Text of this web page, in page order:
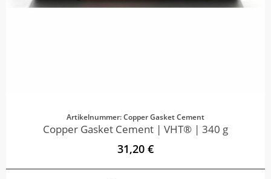
Artikelnummer: Copper Gasket Cement
Copper Gasket Cement | VHT® | 340 g
31,20 €